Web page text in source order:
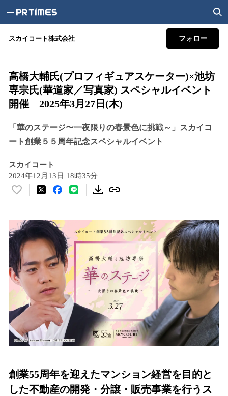
スカイコート株式会社 フォロー
高橋大輔氏(プロフィギュアスケーター)×池坊
専宗氏(華道家／写真家) スペシャルイベント
開催 2025年3月27日(木)
「華のステージ〜一夜限りの春景色に挑戦～」スカイコ
ート創業５５周年記念スペシャルイベント
スカイコート
2024年12月13日 18時35分
い
！
を
読
み
込
み
中
で
創業55周年を迎えたマンション経営を目的と
した不動産の開発・分譲・販売事業を行うス